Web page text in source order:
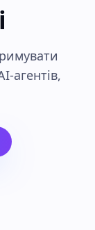
агентів,